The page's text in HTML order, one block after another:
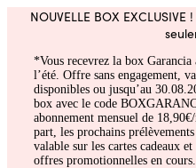
NOUVELLE BOX EXCLUSIVE !
*Vous recevrez la box
l’été. Offre sans engagement,
disponibles ou jusqu’au
box avec le code
abonnement mensuel de
part, les prochains
valable sur les cartes cadeaux
offres promotionnelles en cours.